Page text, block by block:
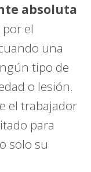
absoluta
el
una
tipo de
o lesión.
el trabajador
para
solo su